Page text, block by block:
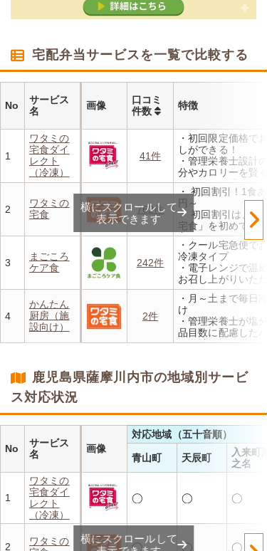
宅配弁当サービスを一覧で比較する
No
サービス
名
画像
口コミ
件数
特徴
1
ワタミの
宅食ダイ
レクト
（冷凍）
41件
・初回限定価格で
しができる！
・管理栄養士設計
分やカロリーを賢く
・レンジで温めるだ
使わず安全で片付け
・豊富な献立で毎
飽きることなく楽
2
ワタミの
宅食
762件
・ 初回割引！1食あ
円～
・ 初回割引は、「
宅食」を初めて利用
方、または6か月以
お休みされている
なります。※「好い
ず」「好い日の御
外
・香り、風味、食
るよう冷蔵でお届け
・日替わりの献立
らご利用可能
3
まごころ
ケア食
242件
・クール宅急便で
冷凍タイプ
・電子レンジで温
お召し上がりいただ
・メニューの組み
理栄養士にお任せ
・定期は通常価格
んと20％OFF！
4
かんたん
厨房（施
設向け）
2件
・月～土まで毎日
け
・管理栄養士が塩
品目数に配慮した
・自社工場で厳格
減を実現！温める
横にスクロールして
表示できます
鹿児島県薩摩川内市の地域別サービ
ス対応状況
No
サービス
名
画像
対応地域（五十音順）
青山町 天辰町
入来町浦
之名
1
ワタミの
宅食ダイ
レクト
（冷凍）
◯ ◯ ◯
2
ワタミの
◯ ◯ ◯
横にスクロールして